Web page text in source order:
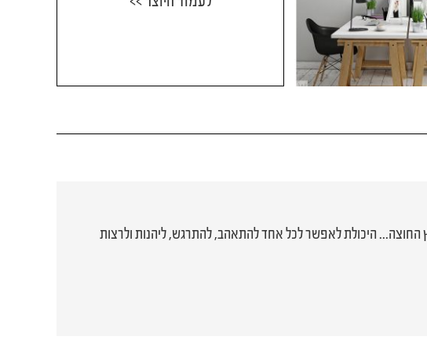
היכולת לאפשר לכל אחד להתאהב, להתרגש, ליהנות ולרצות